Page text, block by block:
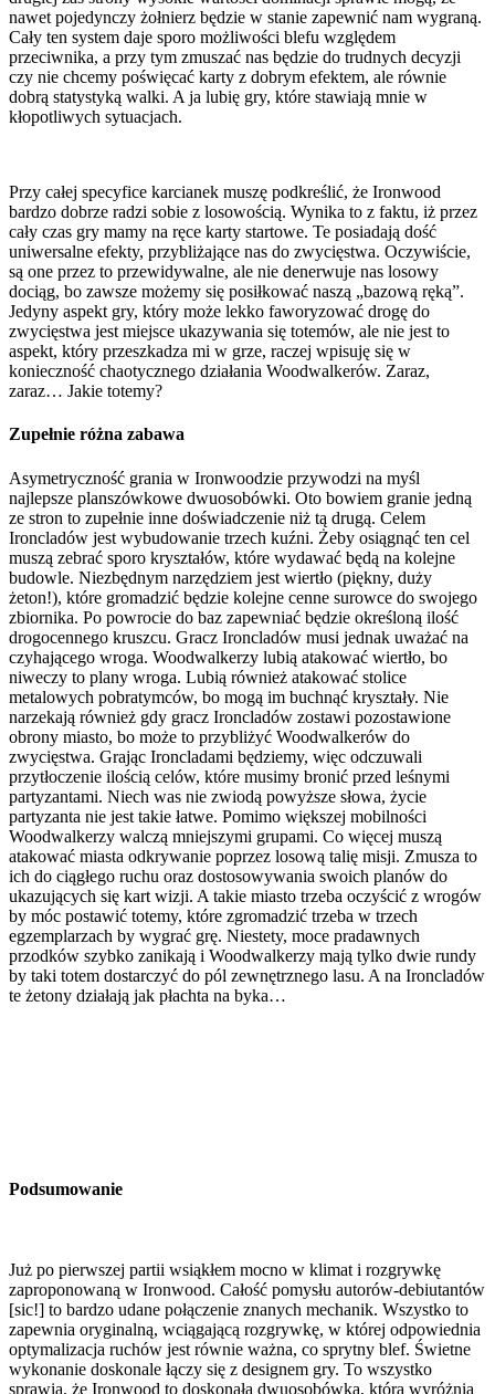
nawet pojedynczy żołnierz będzie w stanie zapewnić nam wygraną.
Cały ten system daje sporo możliwości blefu względem
przeciwnika, a przy tym zmuszać nas będzie do trudnych decyzji
czy nie chcemy poświęcać karty z dobrym efektem, ale równie
dobrą statystyką walki. A ja lubię gry, które stawiają mnie w
kłopotliwych sytuacjach.
Przy całej specyfice karcianek muszę podkreślić, że Ironwood
bardzo dobrze radzi sobie z losowością. Wynika to z faktu, iż przez
cały czas gry mamy na ręce karty startowe. Te posiadają dość
uniwersalne efekty, przybliżające nas do zwycięstwa. Oczywiście,
są one przez to przewidywalne, ale nie denerwuje nas losowy
dociąg, bo zawsze możemy się posiłkować naszą „bazową ręką”.
Jedyny aspekt gry, który może lekko faworyzować drogę do
zwycięstwa jest miejsce ukazywania się totemów, ale nie jest to
aspekt, który przeszkadza mi w grze, raczej wpisuję się w
konieczność chaotycznego działania Woodwalkerów. Zaraz,
zaraz… Jakie totemy?
Zupełnie różna zabawa
Asymetryczność grania w Ironwoodzie przywodzi na myśl
najlepsze planszówkowe dwuosobówki. Oto bowiem granie jedną
ze stron to zupełnie inne doświadczenie niż tą drugą. Celem
Ironcladów jest wybudowanie trzech kuźni. Żeby osiągnąć ten cel
muszą zebrać sporo kryształów, które wydawać będą na kolejne
budowle. Niezbędnym narzędziem jest wiertło (piękny, duży
żeton!), które gromadzić będzie kolejne cenne surowce do swojego
zbiornika. Po powrocie do baz zapewniać będzie określoną ilość
drogocennego kruszcu. Gracz Ironcladów musi jednak uważać na
czyhającego wroga. Woodwalkerzy lubią atakować wiertło, bo
niweczy to plany wroga. Lubią również atakować stolice
metalowych pobratymców, bo mogą im buchnąć kryształy. Nie
narzekają również gdy gracz Ironcladów zostawi pozostawione
obrony miasto, bo może to przybliżyć Woodwalkerów do
zwycięstwa. Grając Ironcladami będziemy, więc odczuwali
przytłoczenie ilością celów, które musimy bronić przed leśnymi
partyzantami. Niech was nie zwiodą powyższe słowa, życie
partyzanta nie jest takie łatwe. Pomimo większej mobilności
Woodwalkerzy walczą mniejszymi grupami. Co więcej muszą
atakować miasta odkrywanie poprzez losową talię misji. Zmusza to
ich do ciągłego ruchu oraz dostosowywania swoich planów do
ukazujących się kart wizji. A takie miasto trzeba oczyścić z wrogów
by móc postawić totemy, które zgromadzić trzeba w trzech
egzemplarzach by wygrać grę. Niestety, moce pradawnych
przodków szybko zanikają i Woodwalkerzy mają tylko dwie rundy
by taki totem dostarczyć do pól zewnętrznego lasu. A na Ironcladów
te żetony działają jak płachta na byka…
Podsumowanie
Już po pierwszej partii wsiąkłem mocno w klimat i rozgrywkę
zaproponowaną w Ironwood. Całość pomysłu autorów-debiutantów
[sic!] to bardzo udane połączenie znanych mechanik. Wszystko to
zapewnia oryginalną, wciągającą rozgrywkę, w której odpowiednia
optymalizacja ruchów jest równie ważna, co sprytny blef. Świetne
wykonanie doskonale łączy się z designem gry. To wszystko
sprawia, że Ironwood to doskonała dwuosobówka, która wyróżnia